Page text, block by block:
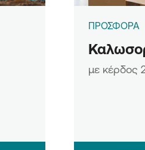
ΠΡΟΣΦΟΡΑ
με κέρδος